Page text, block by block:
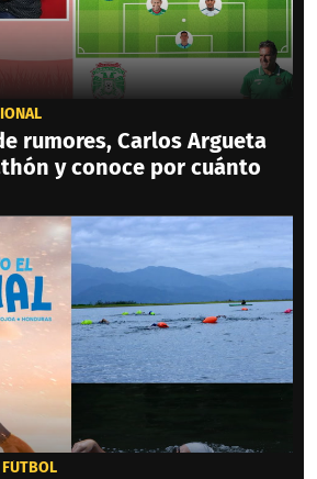
rumores, Carlos Argueta
y conoce por cuánto